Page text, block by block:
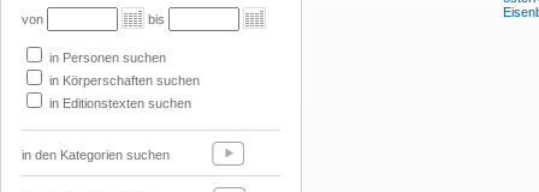
von bis
in Personen suchen
in Körperschaften suchen
in Editionstexten suchen
in den Kategorien suchen